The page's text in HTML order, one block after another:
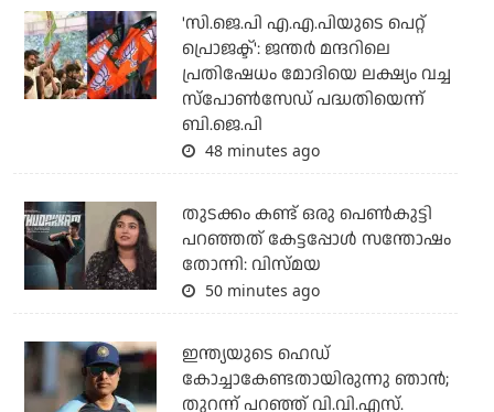
'സി.ജെ.പി എ.എ.പിയുടെ പെറ്റ്
പ്രൊജക്ട്': ജന്തര്‍ മന്ദറിലെ
പ്രതിഷേധം മോദിയെ ലക്ഷ്യം വച്ച
സ്‌പോണ്‍സേഡ് പദ്ധതിയെന്ന്
ബി.ജെ.പി
48 minutes ago
തുടക്കം കണ്ട് ഒരു പെൺകുട്ടി
പറഞ്ഞത് കേട്ടപ്പോൾ സന്തോഷം
തോന്നി: വിസ്മയ
50 minutes ago
ഇന്ത്യയുടെ ഹെഡ്
കോച്ചാകേണ്ടതായിരുന്നു ഞാന്‍;
തുറന്ന് പറഞ്ഞ് വി.വി.എസ്.